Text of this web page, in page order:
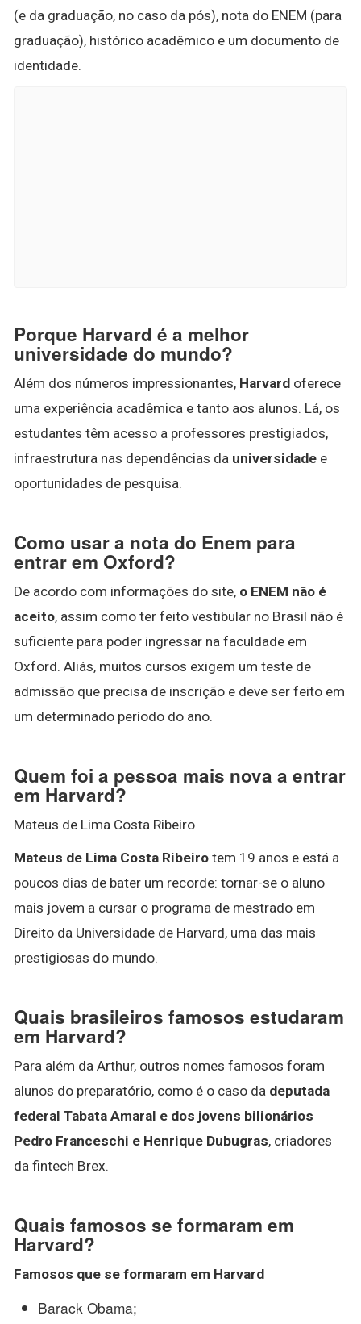
(e da graduação, no caso da pós), nota do ENEM (para
graduação), histórico acadêmico e um documento de
identidade.
Porque Harvard é a melhor
universidade do mundo?
Além dos números impressionantes, Harvard oferece
uma experiência acadêmica e tanto aos alunos. Lá, os
estudantes têm acesso a professores prestigiados,
infraestrutura nas dependências da universidade e
oportunidades de pesquisa.
Como usar a nota do Enem para
entrar em Oxford?
De acordo com informações do site, o ENEM não é
aceito, assim como ter feito vestibular no Brasil não é
suficiente para poder ingressar na faculdade em
Oxford. Aliás, muitos cursos exigem um teste de
admissão que precisa de inscrição e deve ser feito em
um determinado período do ano.
Quem foi a pessoa mais nova a entrar
em Harvard?
Mateus de Lima Costa Ribeiro
Mateus de Lima Costa Ribeiro tem 19 anos e está a
poucos dias de bater um recorde: tornar-se o aluno
mais jovem a cursar o programa de mestrado em
Direito da Universidade de Harvard, uma das mais
prestigiosas do mundo.
Quais brasileiros famosos estudaram
em Harvard?
Para além da Arthur, outros nomes famosos foram
alunos do preparatório, como é o caso da deputada
federal Tabata Amaral e dos jovens bilionários
Pedro Franceschi e Henrique Dubugras, criadores
da fintech Brex.
Quais famosos se formaram em
Harvard?
Famosos que se formaram em Harvard
Barack Obama;